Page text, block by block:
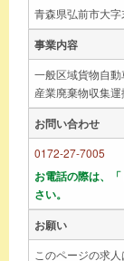
青森県弘前市大
事業内容
一般区域貨物自
産業廃棄物収集
お問い合わせ
0172-27-7005
お電話の際は、
さい。
お願い
このページの求